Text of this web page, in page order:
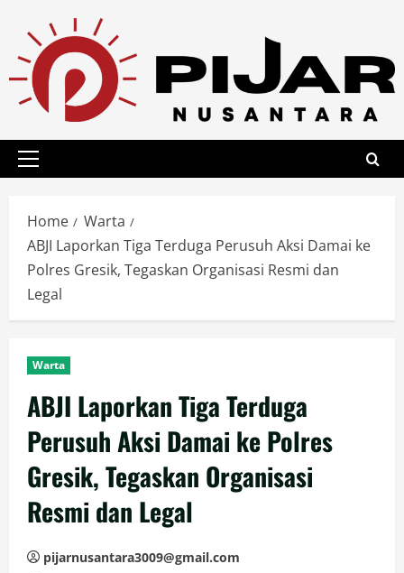
content
Primary
Home
Warta
ABJI Laporkan Tiga Terduga Perusuh Aksi Damai ke
Polres Gresik, Tegaskan Organisasi Resmi dan
Legal
Warta
ABJI Laporkan Tiga Terduga
Perusuh Aksi Damai ke Polres
Gresik, Tegaskan Organisasi
Resmi dan Legal
pijarnusantara3009@gmail.com